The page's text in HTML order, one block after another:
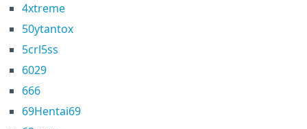
4xtreme
50ytantox
5crl5ss
6029
666
69Hentai69